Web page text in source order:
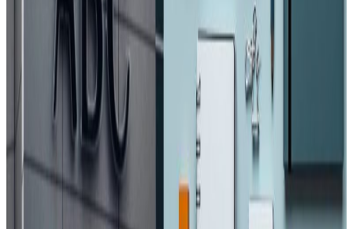
यस वेवसाइटमा प्रकाशित समाचार, विचार र लेखबारे तपाईंको कुनै
प्रतिक्रिया, गुनासो, सुझाव र सल्लाह छन् भने कृपया हामीलाई निम्न ईमेलमा
पठाउनुहोला । तपाईंको सहयोगले हामीलाई निष्पक्ष र तटस्थ पत्रकारिता गर्न
टेवा पुग्नेछ । सम्पर्क इमेल :
info@nepaltube.com.au
शेयर:
प्रतिक्रिया दिनुहोस
टिप्पणीहरू लोड हुँदैछ…